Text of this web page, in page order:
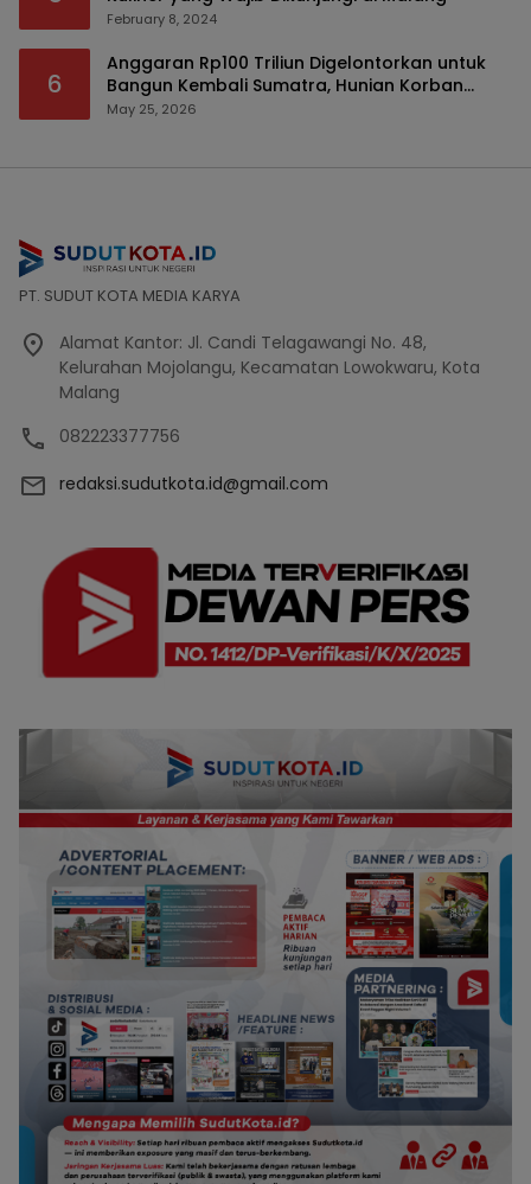
February 8, 2024
6
Anggaran Rp100 Triliun Digelontorkan untuk
Bangun Kembali Sumatra, Hunian Korban
Bencana Bakal Difokuskan
May 25, 2026
PT. SUDUT KOTA MEDIA KARYA
Alamat Kantor: Jl. Candi Telagawangi No. 48,
Kelurahan Mojolangu, Kecamatan Lowokwaru, Kota
Malang
082223377756
redaksi.sudutkota.id@gmail.com